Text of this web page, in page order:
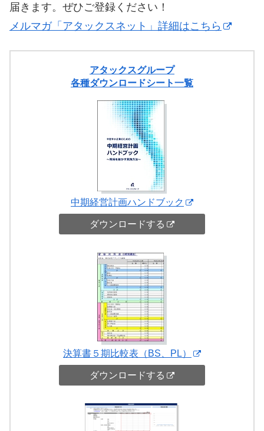
届きます。ぜひご登録ください！
メルマガ「アタックスネット」詳細はこちら
アタックスグループ
各種ダウンロードシート一覧
中期経営計画ハンドブック
ダウンロードする
決算書５期比較表（BS、PL）
ダウンロードする